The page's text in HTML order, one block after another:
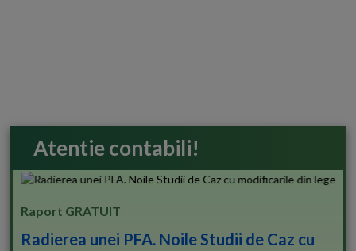
Atentie contabili!
Raport GRATUIT
Radierea unei PFA. Noile Studii de Caz cu